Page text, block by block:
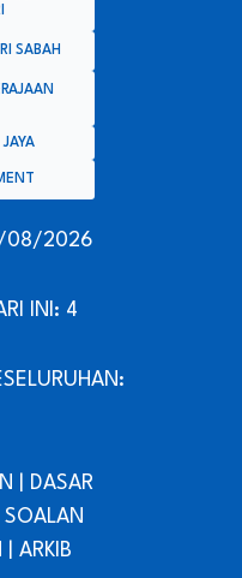
SABAH
08/2026
INI: 4
DASAR
SOALAN
ARKIB